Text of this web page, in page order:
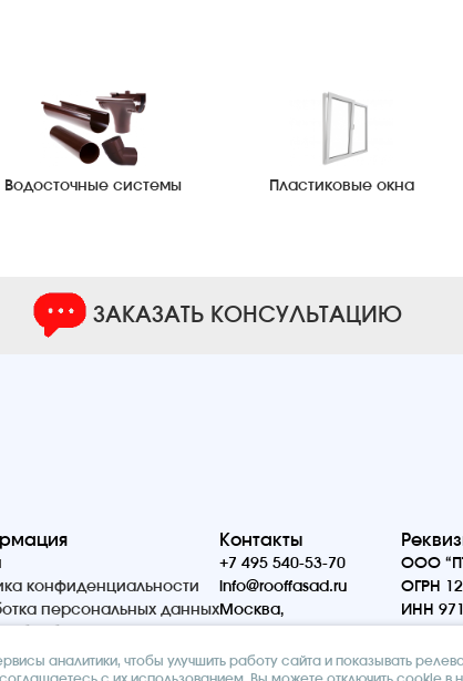
Водосточные системы Пластиковые окна
ЗАКАЗАТЬ КОНСУЛЬТАЦИЮ
конфиденциальности
персональных данных
Контакты
+7 495 540-53-70
info@rooffasad.ru
Москва,
142, офис 606, 6 этаж
ООО
ОГРН
ИНН
аналитики, чтобы улучшить работу сайта и показывать
с их использованием. Вы можете отключить cookie в